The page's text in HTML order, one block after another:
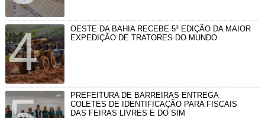
OESTE DA BAHIA RECEBE 5ª EDIÇÃO DA MAIOR
EXPEDIÇÃO DE TRATORES DO MUNDO
PREFEITURA DE BARREIRAS ENTREGA
COLETES DE IDENTIFICAÇÃO PARA FISCAIS
DAS FEIRAS LIVRES E DO SIM